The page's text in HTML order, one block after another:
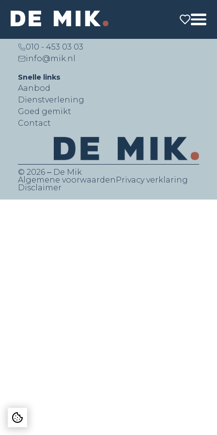
De Mik Real Estate Partners B.V.
Lichtenauerlaan 140 (Brainpark II)
010 - 453 03 03
info@mik.nl
Snelle links
Aanbod
Dienstverlening
Goed gemikt
Contact
© 2026 ‒ De Mik
Algemene voorwaarden Privacy verklaring
Disclaimer